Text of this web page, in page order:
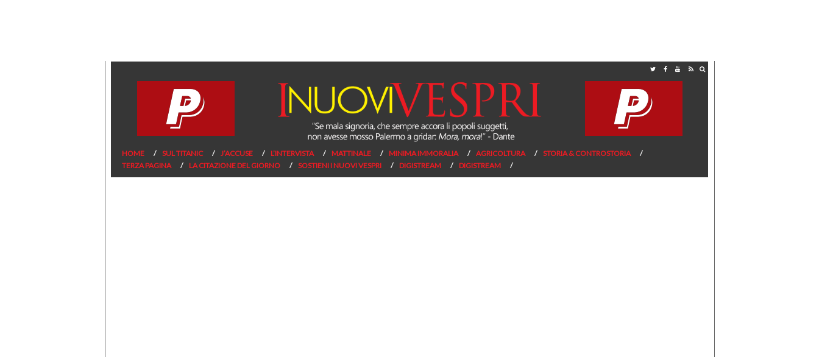
HOME SUL TITANIC J’ACCUSE L’INTERVISTA MATTINALE MINIMA IMMORALIA AGRICOLTURA
STORIA & CONTROSTORIA
TERZA PAGINA
LA CITAZIONE DEL GIORNO SOSTIENI I NUOVI VESPRI DIGISTREAM DIGISTREAM